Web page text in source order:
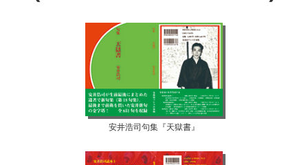
安井浩司句集『天獄書』